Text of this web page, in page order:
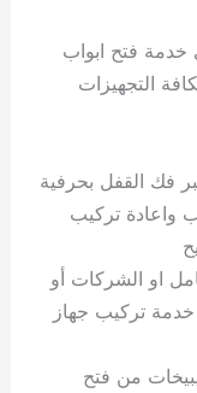
خدمة فتح ابواب
التجهيزات
فك القفل بحرفية
واعادة تركيب
او الشركات أو
خدمة تركيب جهاز
من فتح